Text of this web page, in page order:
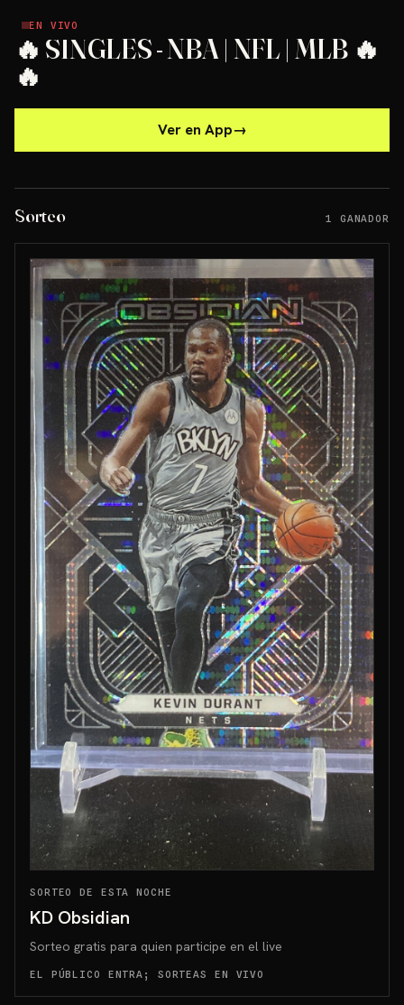
EN VIVO
EN VIVO
🔥 SINGLES - NBA | NFL | MLB 🔥
🔥
Ver en App→
Sorteo 1 GANADOR
SORTEO DE ESTA NOCHE
KD Obsidian
Sorteo gratis para quien participe en el live
EL PÚBLICO ENTRA; SORTEAS EN VIVO